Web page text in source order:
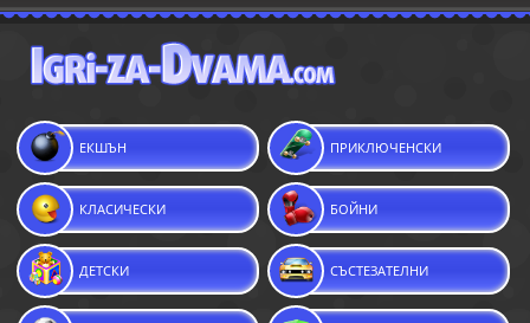
ЕКШЪН ПРИКЛЮЧЕНСКИ
КЛАСИЧЕСКИ БОЙНИ
ДЕТСКИ СЪСТЕЗАТЕЛНИ